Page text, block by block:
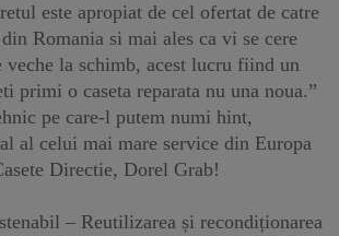
este apropiat de cel ofertat de catre
Romania si mai ales ca vi se cere
veche la schimb, acest lucru fiind un
primi o caseta reparata nu una noua.”
pe care-l putem numi hint,
al celui mai mare service din Europa
Directie, Dorel Grab!
– Reutilizarea și recondiționarea